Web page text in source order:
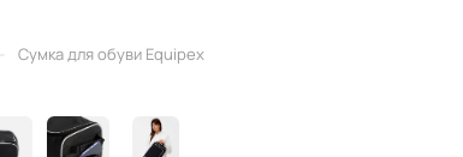
Сумка для обуви Equipex